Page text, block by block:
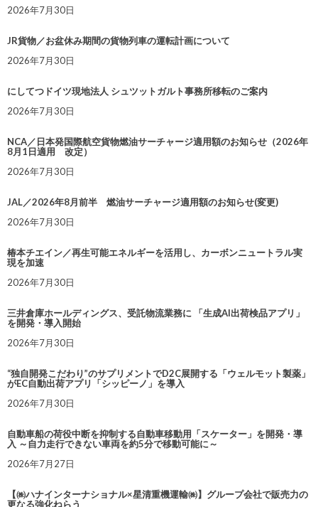
2026年7月30日
JR貨物／お盆休み期間の貨物列車の運転計画について
2026年7月30日
にしてつドイツ現地法人 シュツットガルト事務所移転のご案内
2026年7月30日
NCA／日本発国際航空貨物燃油サーチャージ適用額のお知らせ（2026年
8月1日適用 改定）
2026年7月30日
JAL／2026年8月前半 燃油サーチャージ適用額のお知らせ(変更)
2026年7月30日
椿本チエイン／再生可能エネルギーを活用し、カーボンニュートラル実
現を加速
2026年7月30日
三井倉庫ホールディングス、受託物流業務に 「生成AI出荷検品アプリ」
を開発・導入開始
2026年7月30日
“独自開発こだわり”のサプリメントでD2C展開する「ウェルモット製薬」
がEC自動出荷アプリ「シッピーノ」を導入
2026年7月30日
自動車船の荷役中断を抑制する自動車移動用「スケーター」を開発・導
入 ～自力走行できない車両を約5分で移動可能に～
2026年7月27日
【㈱ハナインターナショナル×星清重機運輸㈱】グループ会社で販売力の
更なる強化ねらう